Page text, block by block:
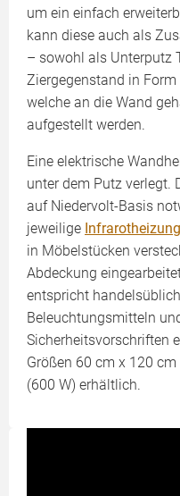
um ein einfach
kann diese auch als
– sowohl als Unterputz
Ziergegenstand in
welche an die Wand
aufgestellt werden.
Eine elektrische
unter dem Putz verlegt.
auf Niedervolt-Basis
jeweilige Infrarotheizung
in Möbelstücken
Abdeckung
entspricht
Beleuchtungsmitteln
Sicherheitsvorschriften
Größen 60 cm x 120
(600 W) erhältlich.